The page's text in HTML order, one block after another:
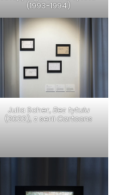
(1993-1994)
Julia Scher,Bez tytułu
(2022), z seriiCartoons